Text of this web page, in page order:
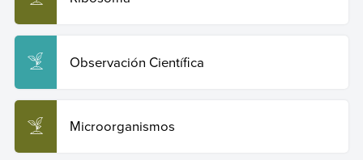
Observación Científica
Microorganismos